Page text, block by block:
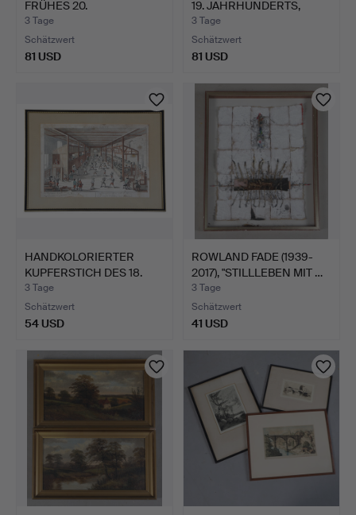
FRÜHES 20.
JAHRHUNDERT, P…
3 Tage
Schätzwert
81 USD
19. JAHRHUNDERTS,
STU…
3 Tage
Schätzwert
81 USD
HANDKOLORIERTER
KUPFERSTICH DES 18.
JAHRHU…
3 Tage
Schätzwert
54 USD
ROWLAND FADE (1939-
2017), "STILLLEBEN MIT …
3 Tage
Schätzwert
41 USD